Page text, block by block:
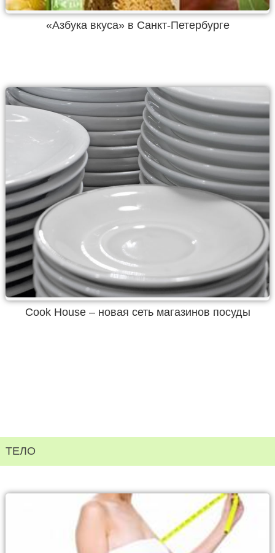
«Азбука вкуса» в Санкт-Петербурге
Cook House – новая сеть магазинов посуды
ТЕЛО